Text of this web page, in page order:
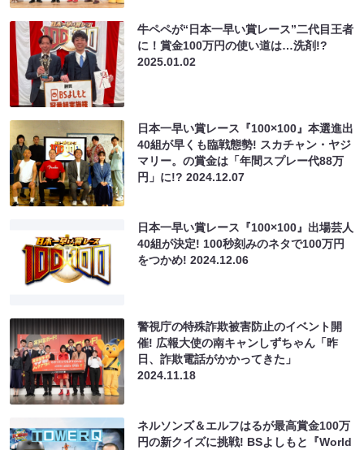
牛ペペが“日本一早い賞レース”二代目王者
に！賞金100万円の使い道は…洗剤!?
2025.01.02
日本一早い賞レース『100×100』本選進出
40組が早くも臨戦態勢! スカチャン・ヤジ
マリー。の賞金は「年間スプレー代88万
円」に!?2024.12.07
日本一早い賞レース『100×100』出場芸人
40組が決定! 100秒刻みのネタで100万円
をつかめ!2024.12.06
警視庁の特殊詐欺被害防止のイベント開
催! 広報大使の南キャンしずちゃん「昨
日、詐欺電話がかかってきた」
2024.11.18
ネルソンズ＆エルフはるが最高賞金100万
円の新クイズに挑戦! BSよしもと『World